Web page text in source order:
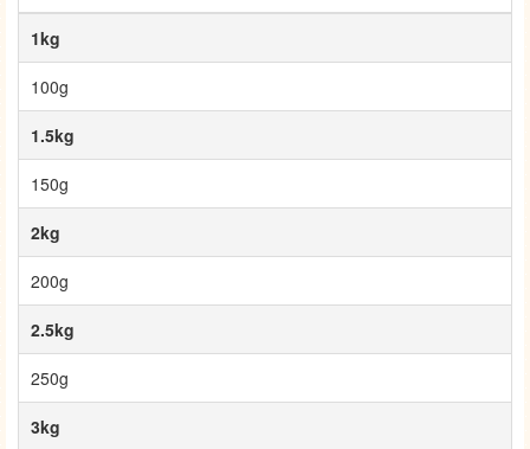
1kg
100g
1.5kg
150g
2kg
200g
2.5kg
250g
3kg